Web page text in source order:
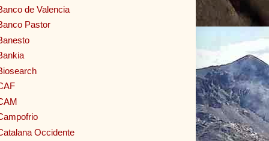
de Valencia
Pastor
Occidente